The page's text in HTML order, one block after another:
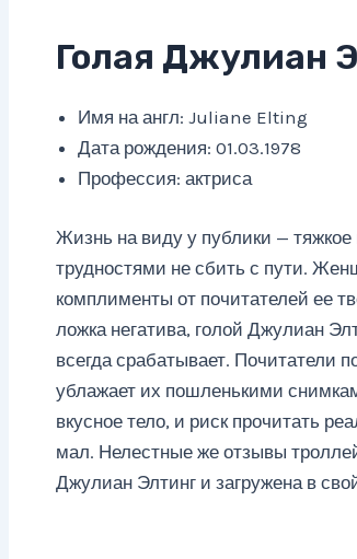
Голая Джулиан
Имя на англ: Juliane Elting
Дата рождения: 01.03.1978
Профессия: актриса
Жизнь на виду у публики —
трудностями не сбить с пути.
комплименты от почитателей ее
ложка негатива, голой Джулиан
всегда срабатывает. Почитатели
ублажает их пошленькими
вкусное тело, и риск прочитать
мал. Нелестные же отзывы
Джулиан Элтинг и загружена в